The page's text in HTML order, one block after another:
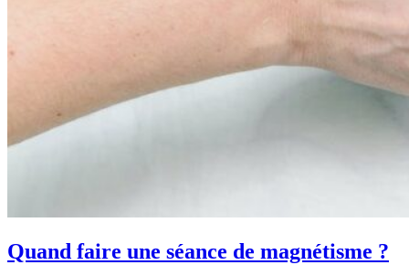
Quand faire une séance de magnétisme ?